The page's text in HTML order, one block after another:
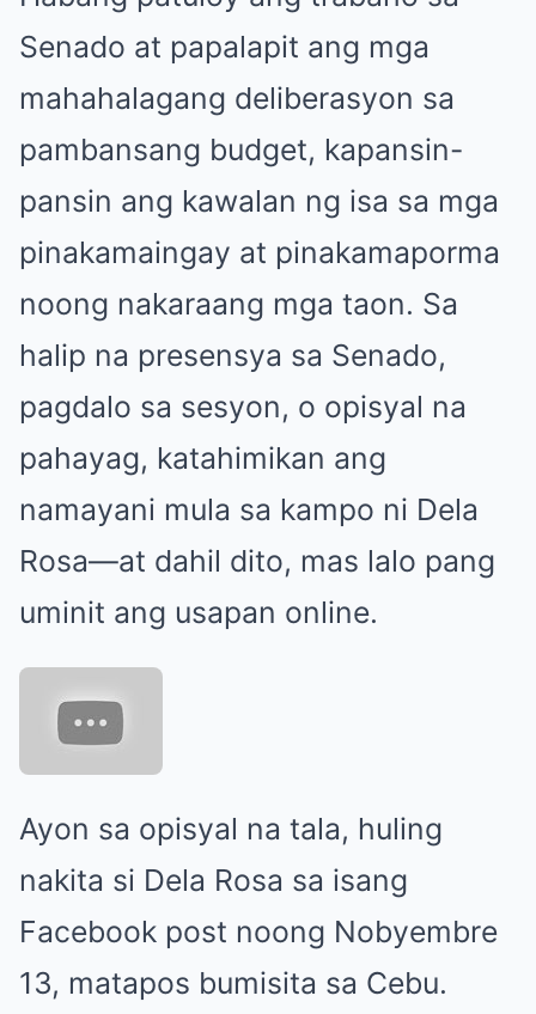
Senado at papalapit ang mga
mahahalagang deliberasyon sa
pambansang budget, kapansin-
pansin ang kawalan ng isa sa mga
pinakamaingay at pinakamaporma
noong nakaraang mga taon. Sa
halip na presensya sa Senado,
pagdalo sa sesyon, o opisyal na
pahayag, katahimikan ang
namayani mula sa kampo ni Dela
Rosa—at dahil dito, mas lalo pang
uminit ang usapan online.
Ayon sa opisyal na tala, huling
nakita si Dela Rosa sa isang
Facebook post noong Nobyembre
13, matapos bumisita sa Cebu.